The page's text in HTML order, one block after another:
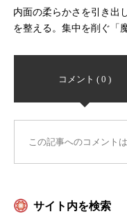
内面の柔らかさを引き出
を整える。集中を削ぐ「
コメント ( 0 )
この記事へのコメント
サイト内を検索